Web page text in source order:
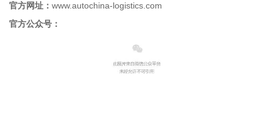
官方网址： www.autochina-logistics.com
官方公众号：